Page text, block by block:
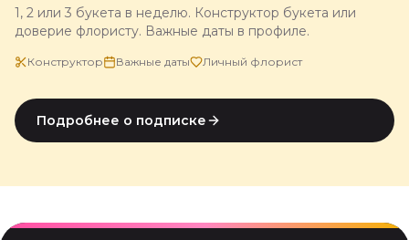
1, 2 или 3 букета в неделю. Конструктор букета или
доверие флористу. Важные даты в профиле.
Конструктор Важные даты Личный флорист
Подробнее о подписке